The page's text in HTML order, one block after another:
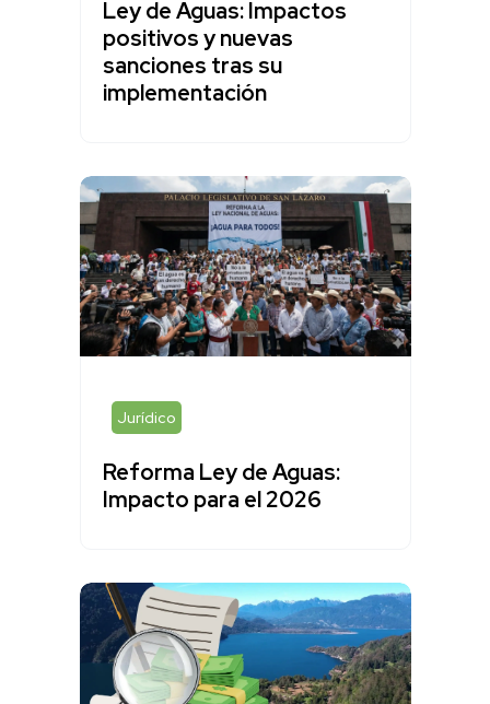
Ley de Aguas: Impactos
positivos y nuevas
sanciones tras su
implementación
Jurídico
Reforma Ley de Aguas:
Impacto para el 2026